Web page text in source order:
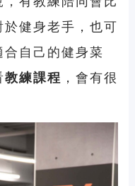
健身老手，也可
自己的健身菜
教練課程 ，會有很